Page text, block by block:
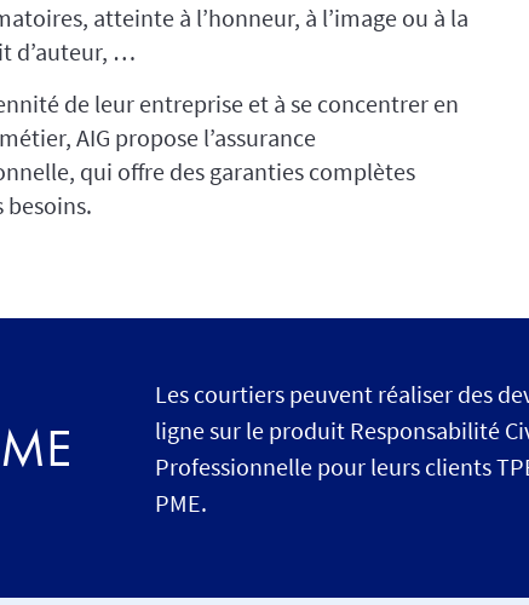
atteinte à l’honneur, à l’image ou à la
d’auteur, …
de leur entreprise et à se concentrer en
AIG propose l’assurance
qui offre des garanties complètes
besoins.
Les courtiers peuvent réaliser des
ligne sur le produit Responsabilité
Professionnelle pour leurs clients
PME.